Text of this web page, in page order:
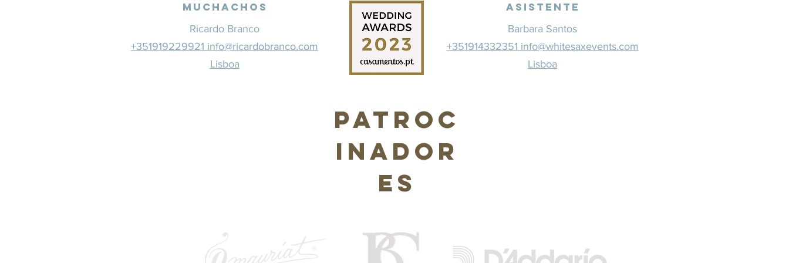
Muchachos
Ricardo Branco
+351919229921 info@ricardobranco.com
Lisboa
Asistente
Barbara Santos
+351914332351 info@whitesaxevents.com
Lisboa
Patroc
inador
es